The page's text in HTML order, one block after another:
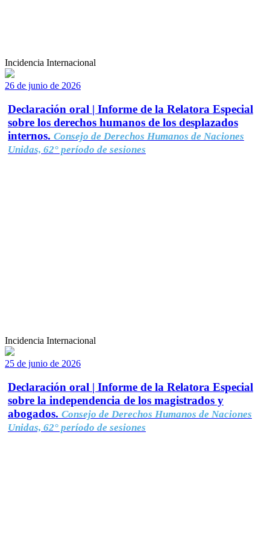
Incidencia Internacional
26 de junio de 2026
Declaración oral | Informe de la Relatora Especial
sobre los derechos humanos de los desplazados
internos. Consejo de Derechos Humanos de Naciones
Unidas, 62° período de sesiones
Incidencia Internacional
25 de junio de 2026
Declaración oral | Informe de la Relatora Especial
sobre la independencia de los magistrados y
abogados. Consejo de Derechos Humanos de Naciones
Unidas, 62° período de sesiones